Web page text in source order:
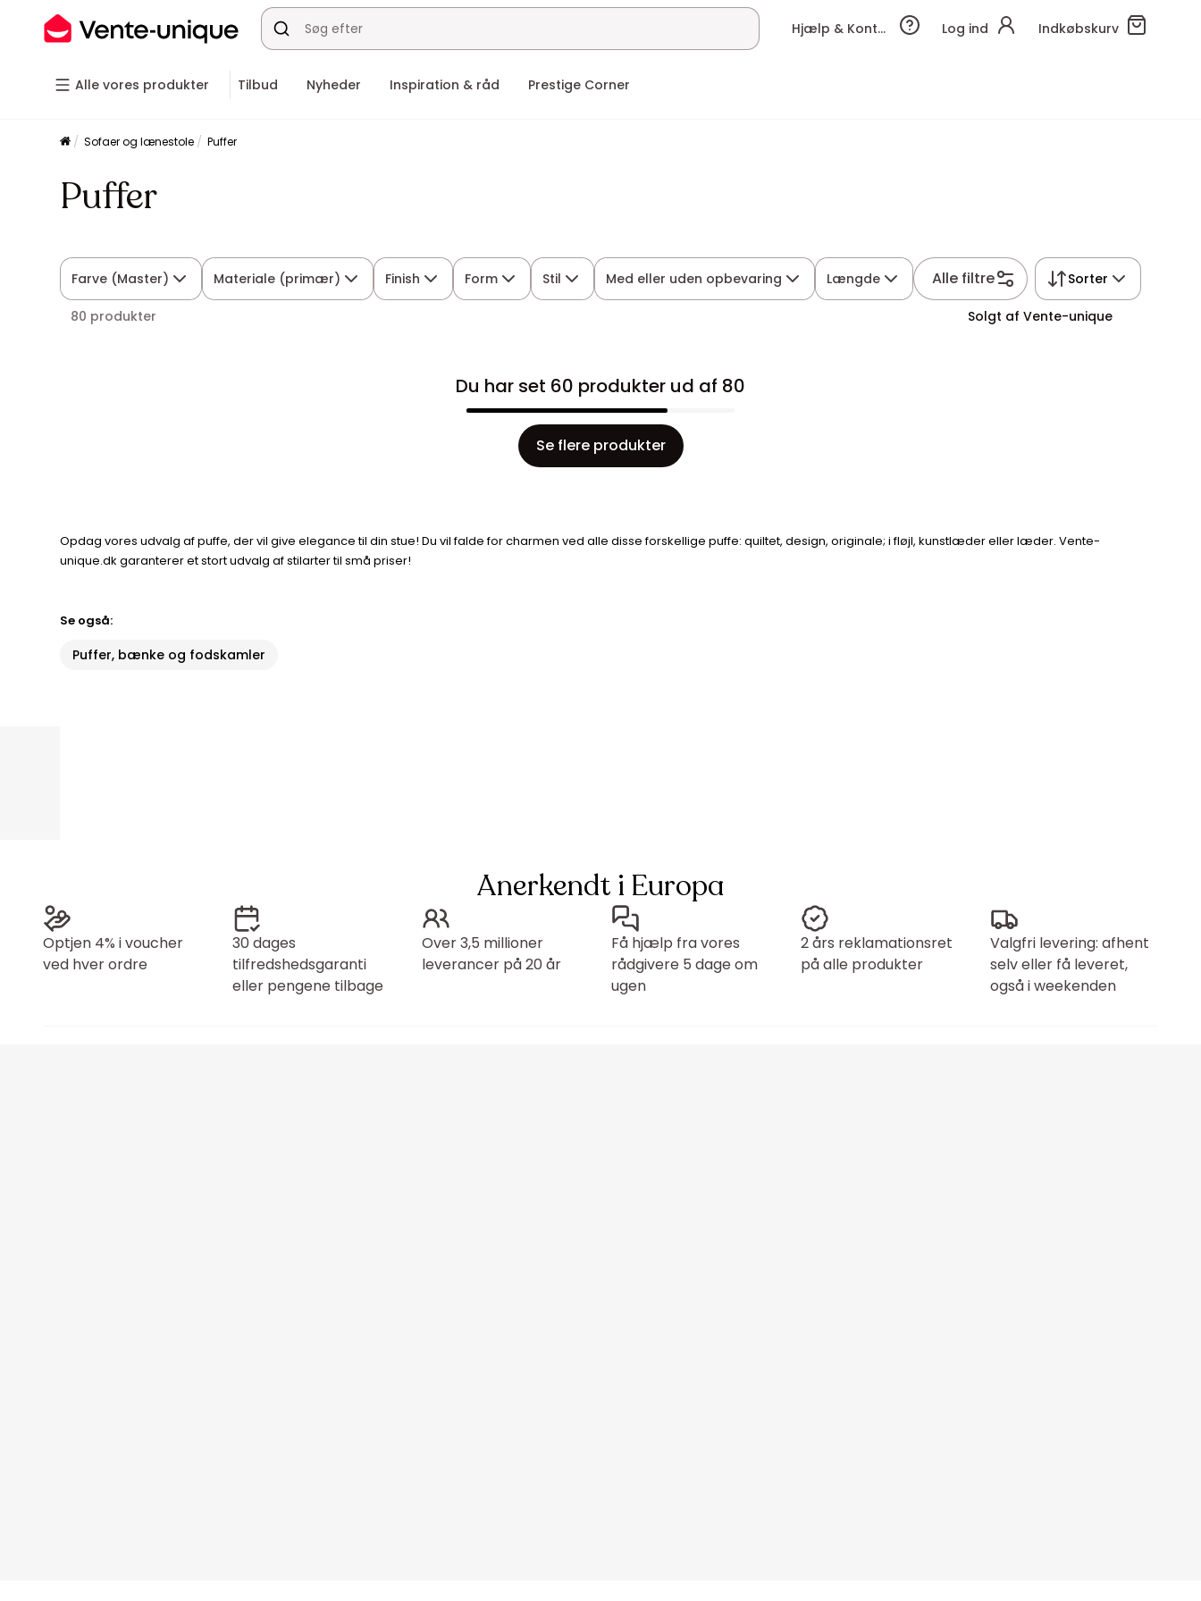
Hjælp & Kontakt Log ind Indkøbskurv
Alle vores produkter Tilbud Nyheder Inspiration & råd Prestige Corner
Sofaer og lænestole Puffer
Puffer
Farve (Master) Materiale (primær) Finish Form Stil Med eller uden opbevaring Længde Alle filtre Sorter
80 produkter Solgt af Vente-unique
Du har set 60 produkter ud af 80
Se flere produkter
Opdag vores udvalg af puffe, der vil give elegance til din stue! Du vil falde for charmen ved alle disse forskellige puffe: quiltet, design, originale; i fløjl, kunstlæder eller læder. Vente-
unique.dk garanterer et stort udvalg af stilarter til små priser!
Se også:
Puffer, bænke og fodskamler
Anerkendt i Europa
Optjen 4% i voucher
ved hver ordre
30 dages
tilfredshedsgaranti
eller pengene tilbage
Over 3,5 millioner
leverancer på 20 år
Få hjælp fra vores
rådgivere 5 dage om
ugen
2 års reklamationsret
på alle produkter
Valgfri levering: afhent
selv eller få leveret,
også i weekenden